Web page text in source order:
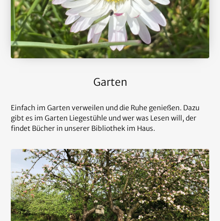
Garten
Einfach im Garten verweilen und die Ruhe genießen. Dazu
gibt es im Garten Liegestühle und wer was Lesen will, der
findet Bücher in unserer Bibliothek im Haus.